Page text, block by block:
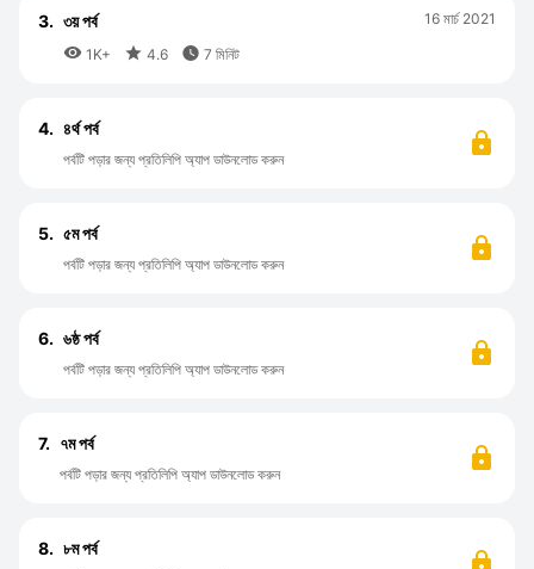
3. ৩য় পর্ব
 1K+  4.6  7 মিনিট
16 মার্চ 2021
4. ৪র্থ পর্ব
পর্বটি পড়ার জন্য প্রতিলিপি অ্যাপ ডাউনলোড করুন
5. ৫ম পর্ব
পর্বটি পড়ার জন্য প্রতিলিপি অ্যাপ ডাউনলোড করুন
6. ৬ষ্ঠ পর্ব
পর্বটি পড়ার জন্য প্রতিলিপি অ্যাপ ডাউনলোড করুন
7. ৭ম পর্ব
পর্বটি পড়ার জন্য প্রতিলিপি অ্যাপ ডাউনলোড করুন
8. ৮ম পর্ব